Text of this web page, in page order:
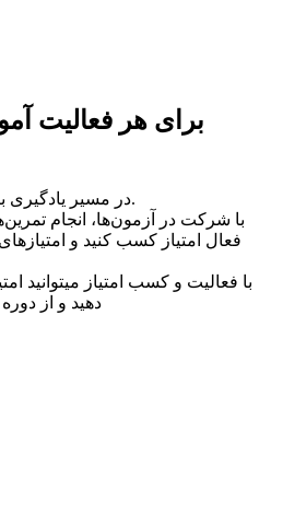
برای هر فعالیت
در مسیر یادگیری باانگیزه بمانید و پاداش بگیرید.
با شرکت در آزمون‌ها، انجام
فعال امتیاز کسب کنید و
با فعالیت و کسب امتیاز میتوانید
دهید و از